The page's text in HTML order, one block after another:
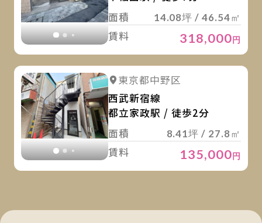
面積
14.08坪 / 46.54㎡
賃料 318,000円
詳細を見る
東京都中野区
西武新宿線
都立家政駅 / 徒歩2分
面積
8.41坪 / 27.8㎡
賃料 135,000円